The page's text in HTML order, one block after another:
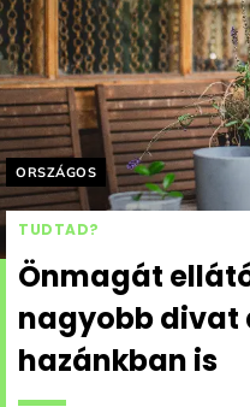
Helyszín címkék:
ORSZÁGOS
TUDTAD?
Önmagát
nagyobb divat
hazánkban is